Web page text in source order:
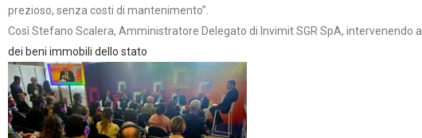
prezioso, senza costi di mantenimento”.
Così Stefano Scalera, Amministratore Delegato di Invimit SGR SpA, intervenendo al
dei beni immobili dello stato